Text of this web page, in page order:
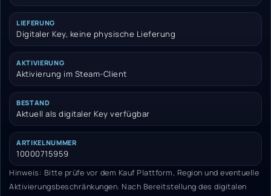
LIEFERUNG
Digitaler Key, keine physische Lieferung
AKTIVIERUNG
Aktivierung im Steam-Client
BESTAND
Aktuell als digitaler Key verfügbar
ARTIKELNUMMER
10000715959
Hinweis: Bitte prüfe vor dem Kauf Plattform, Region und eventuelle
Aktivierungsbeschränkungen. Nach Bereitstellung des digitalen